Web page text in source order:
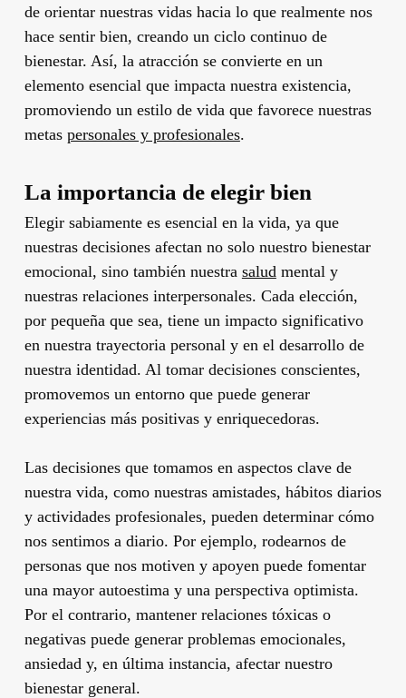
de orientar nuestras vidas hacia lo que realmente nos
hace sentir bien, creando un ciclo continuo de
bienestar. Así, la atracción se convierte en un
elemento esencial que impacta nuestra existencia,
promoviendo un estilo de vida que favorece nuestras
metas personales y profesionales.
La importancia de elegir bien
Elegir sabiamente es esencial en la vida, ya que
nuestras decisiones afectan no solo nuestro bienestar
emocional, sino también nuestra salud mental y
nuestras relaciones interpersonales. Cada elección,
por pequeña que sea, tiene un impacto significativo
en nuestra trayectoria personal y en el desarrollo de
nuestra identidad. Al tomar decisiones conscientes,
promovemos un entorno que puede generar
experiencias más positivas y enriquecedoras.
Las decisiones que tomamos en aspectos clave de
nuestra vida, como nuestras amistades, hábitos diarios
y actividades profesionales, pueden determinar cómo
nos sentimos a diario. Por ejemplo, rodearnos de
personas que nos motiven y apoyen puede fomentar
una mayor autoestima y una perspectiva optimista.
Por el contrario, mantener relaciones tóxicas o
negativas puede generar problemas emocionales,
ansiedad y, en última instancia, afectar nuestro
bienestar general.